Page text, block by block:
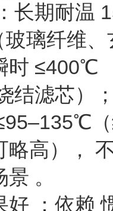
：长期耐温
玻璃纤维
时 ≤400℃
结滤芯）
略高），
景 。
好 ：依赖